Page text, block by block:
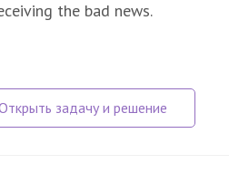
the bad news.